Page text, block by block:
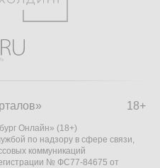
18+
Онлайн» (18+)
по надзору в сфере связи,
коммуникаций
№ ФС77-84675 от